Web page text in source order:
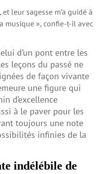
leur sagesse m’a guidé à
musique », confie-t-il avec
d’un pont entre les
leçons du passé ne
de façon vivante
une figure qui
d’excellence
à le paver pour les
toujours une note
infinies de la
indélébile de